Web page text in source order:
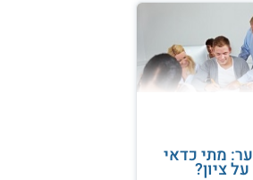
מתי כדאי
ציון?